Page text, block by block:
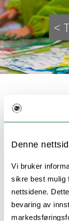
Denne
Vi bruker
sikre best mulig
nettsidene.
bevaring av
<
Denne
internett-
Toys/